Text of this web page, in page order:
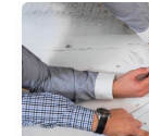
Gestire
le
priorità:
tecniche